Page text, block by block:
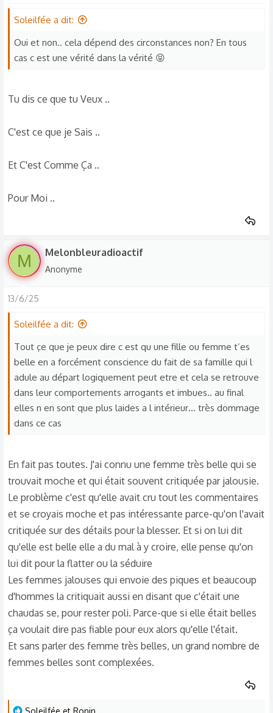
Soleilfée a dit:
Oui et non.. cela dépend des circonstances non? En tous
cas c est une vérité dans la vérité 😝
Tu dis ce que tu Veux ..
C'est ce que je Sais ..
Et C'est Comme Ça ..
Pour Moi ..
M Melonbleuradioactif
Anonyme
13/6/25
Soleilfée a dit:
Tout çe que je peux dire c est qu une fille ou femme t’es
belle en a forcément conscience du fait de sa famille qui l
adule au départ logiquement peut etre et cela se retrouve
dans leur comportements arrogants et imbues.. au final
elles n en sont que plus laides a l intérieur… très dommage
dans ce cas
En fait pas toutes. J'ai connu une femme très belle qui se
trouvait moche et qui était souvent critiquée par jalousie.
Le problème c'est qu'elle avait cru tout les commentaires
et se croyais moche et pas intéressante parce-qu'on l'avait
critiquée sur des détails pour la blesser. Et si on lui dit
qu'elle est belle elle a du mal à y croire, elle pense qu'on
lui dit pour la flatter ou la séduire
Les femmes jalouses qui envoie des piques et beaucoup
d'hommes la critiquait aussi en disant que c'était une
chaudas se, pour rester poli. Parce-que si elle était belles
ça voulait dire pas fiable pour eux alors qu'elle l'était.
Et sans parler des femme très belles, un grand nombre de
femmes belles sont complexées.
L
Soleilfée et Ronin ..